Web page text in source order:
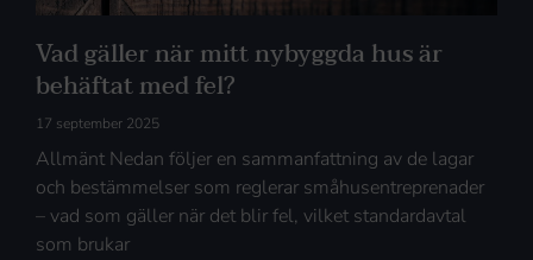
Vad gäller när mitt nybyggda hus är
behäftat med fel?
17 september 2025
Allmänt Nedan följer en sammanfattning av de lagar
och bestämmelser som reglerar småhusentreprenader
– vad som gäller när det blir fel, vilket standardavtal
som brukar